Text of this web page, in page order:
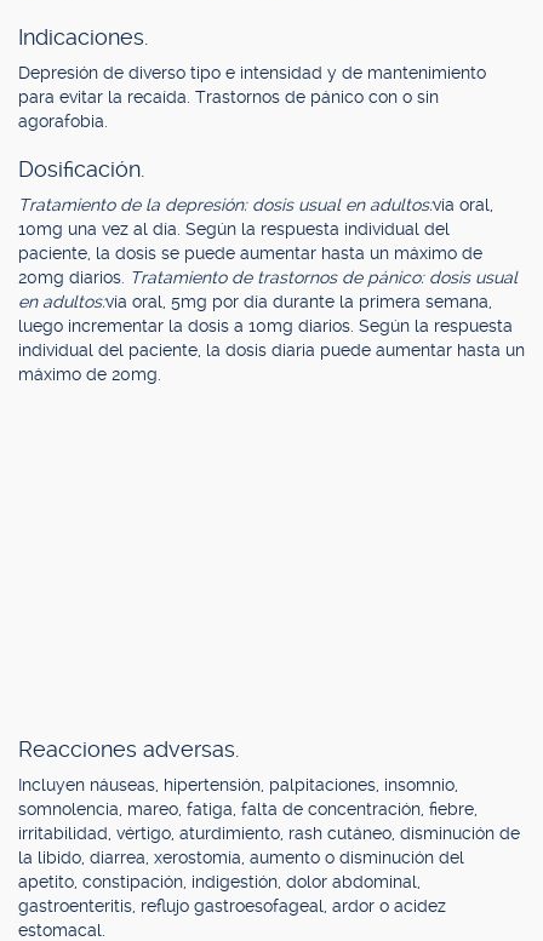
Indicaciones.
Depresión de diverso tipo e intensidad y de mantenimiento
para evitar la recaída. Trastornos de pánico con o sin
agorafobia.
Dosificación.
Tratamiento de la depresión: dosis usual en adultos:vía oral,
10mg una vez al día. Según la respuesta individual del
paciente, la dosis se puede aumentar hasta un máximo de
20mg diarios. Tratamiento de trastornos de pánico: dosis usual
en adultos:vía oral, 5mg por día durante la primera semana,
luego incrementar la dosis a 10mg diarios. Según la respuesta
individual del paciente, la dosis diaria puede aumentar hasta un
máximo de 20mg.
Reacciones adversas.
Incluyen náuseas, hipertensión, palpitaciones, insomnio,
somnolencia, mareo, fatiga, falta de concentración, fiebre,
irritabilidad, vértigo, aturdimiento, rash cutáneo, disminución de
la libido, diarrea, xerostomía, aumento o disminución del
apetito, constipación, indigestión, dolor abdominal,
gastroenteritis, reflujo gastroesofageal, ardor o acidez
estomacal.